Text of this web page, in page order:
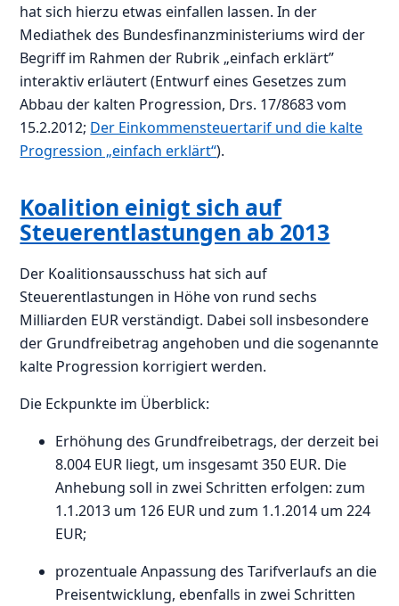
hat sich hierzu etwas einfallen lassen. In der
Mediathek des Bundesfinanzministeriums wird der
Begriff im Rahmen der Rubrik „einfach erklärt”
interaktiv erläutert (Entwurf eines Gesetzes zum
Abbau der kalten Progression, Drs. 17/8683 vom
15.2.2012; Der Einkommensteuertarif und die kalte
Progression „einfach erklärt“).
Koalition einigt sich auf
Steuerentlastungen ab 2013
Der Koalitionsausschuss hat sich auf
Steuerentlastungen in Höhe von rund sechs
Milliarden EUR verständigt. Dabei soll insbesondere
der Grundfreibetrag angehoben und die sogenannte
kalte Progression korrigiert werden.
Die Eckpunkte im Überblick:
Erhöhung des Grundfreibetrags, der derzeit bei
8.004 EUR liegt, um insgesamt 350 EUR. Die
Anhebung soll in zwei Schritten erfolgen: zum
1.1.2013 um 126 EUR und zum 1.1.2014 um 224
EUR;
prozentuale Anpassung des Tarifverlaufs an die
Preisentwicklung, ebenfalls in zwei Schritten